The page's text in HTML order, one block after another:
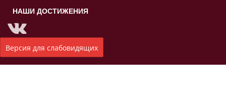
НАШИ ДОСТИЖЕНИЯ
Версия для слабовидящих